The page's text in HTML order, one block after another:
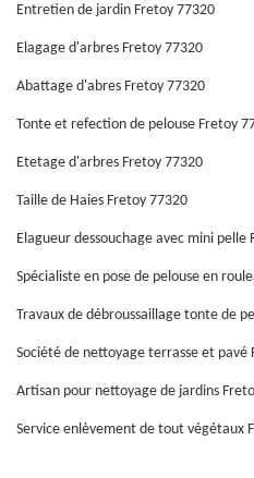
Entretien de jardin Fretoy 77320
Elagage d'arbres Fretoy 77320
Abattage d'abres Fretoy 77320
Tonte et refection de pelouse Fretoy
Etetage d'arbres Fretoy 77320
Taille de Haies Fretoy 77320
Elagueur dessouchage avec mini pelle
Spécialiste en pose de pelouse en
Travaux de débroussaillage tonte de
Société de nettoyage terrasse et pavé
Artisan pour nettoyage de jardins
Service enlèvement de tout végétaux